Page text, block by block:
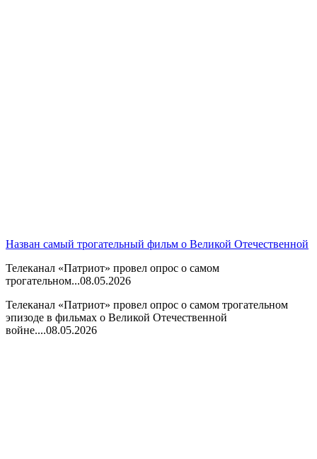
Назван самый трогательный фильм о Великой Отечественной
Телеканал «Патриот» провел опрос о самом
трогательном...08.05.2026
Телеканал «Патриот» провел опрос о самом трогательном
эпизоде в фильмах о Великой Отечественной
войне....08.05.2026